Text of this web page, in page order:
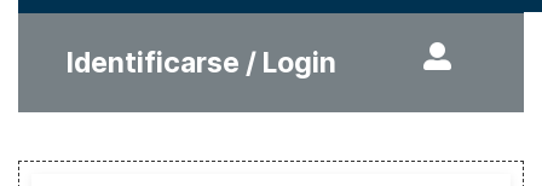
Identificarse / Login